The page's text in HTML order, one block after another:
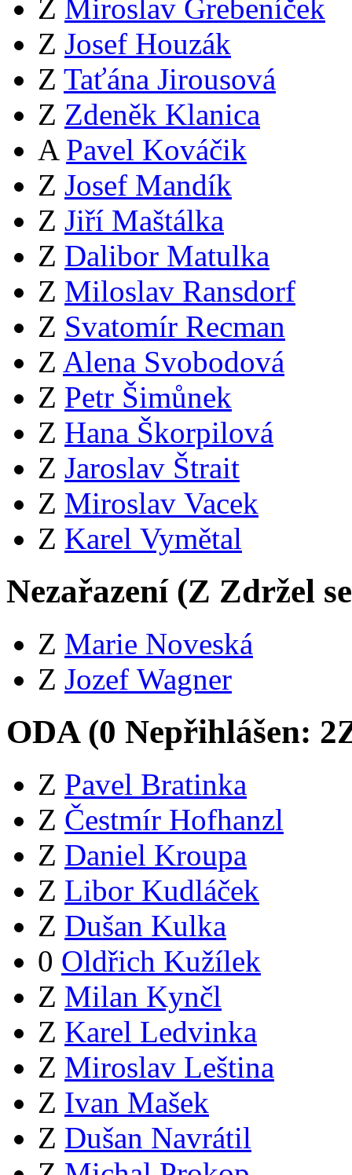
Z Miroslav Grebeníček
Z Josef Houzák
Z Taťána Jirousová
Z Zdeněk Klanica
A Pavel Kováčik
Z Josef Mandík
Z Jiří Maštálka
Z Dalibor Matulka
Z Miloslav Ransdorf
Z Svatomír Recman
Z Alena Svobodová
Z Petr Šimůnek
Z Hana Škorpilová
Z Jaroslav Štrait
Z Miroslav Vacek
Z Karel Vymětal
Nezařazení (Z Zdržel
Z Marie Noveská
Z Jozef Wagner
ODA (0 Nepřihlášen: 2
Z Pavel Bratinka
Z Čestmír Hofhanzl
Z Daniel Kroupa
Z Libor Kudláček
Z Dušan Kulka
0 Oldřich Kužílek
Z Milan Kynčl
Z Karel Ledvinka
Z Miroslav Leština
Z Ivan Mašek
Z Dušan Navrátil